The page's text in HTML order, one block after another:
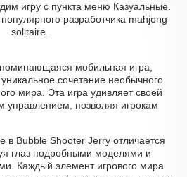
игру с пункта меню Казуальные.
разработчика mahjong
solitaire.
мобильная игра,
сочетание необычного
мира. Эта игра удивляет своей
управлением, позволяя игрокам
в Bubble Shooter Jerry отличается
глаз подробными моделями и
Каждый элемент игрового мира